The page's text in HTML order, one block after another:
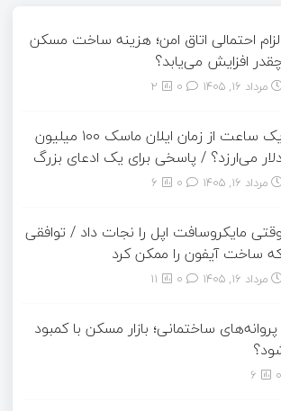
الزام احتمالی اتاق امن؛ هزینه ساخت مسکن
افزایش می‌یابد؟
مرداد ۱۶, ۱۴۰۵ 2
یک ساعت از زمان ایلان ماسک ۱۰۰ میلیون
می‌ارزد؟ / پاسخی برای یک ادعای بزرگ
مرداد ۱۶, ۱۴۰۵ 6
وقتی مایکروسافت اپل را نجات داد / توافقی
ساخت آیفون را ممکن کرد
مرداد ۱۶, ۱۴۰۵ 11
ساختمانی؛ بازار مسکن با کمبود
6